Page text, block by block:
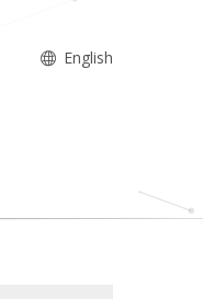
English